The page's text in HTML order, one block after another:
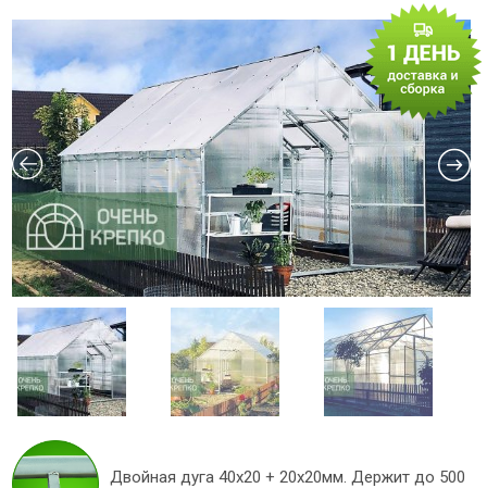
Двойная дуга 40х20 + 20х20мм. Держит до 500